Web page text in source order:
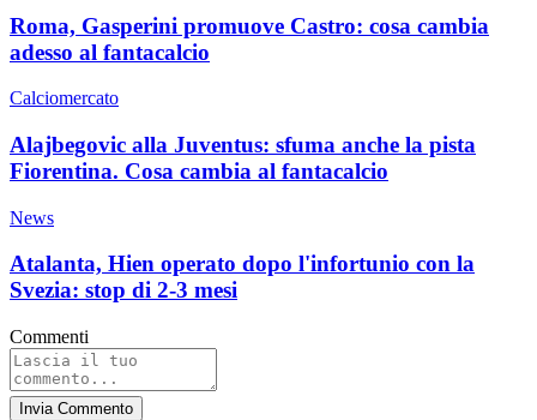
Roma, Gasperini promuove Castro: cosa cambia
adesso al fantacalcio
Calciomercato
Alajbegovic alla Juventus: sfuma anche la pista
Fiorentina. Cosa cambia al fantacalcio
News
Atalanta, Hien operato dopo l'infortunio con la
Svezia: stop di 2-3 mesi
Commenti
Invia Commento